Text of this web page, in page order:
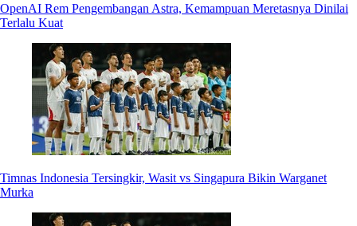
OpenAI Rem Pengembangan Astra, Kemampuan Meretasnya Dinilai
Terlalu Kuat
Timnas Indonesia Tersingkir, Wasit vs Singapura Bikin Warganet
Murka